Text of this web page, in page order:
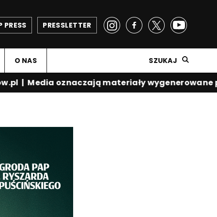
PRESSLETTER
PRESS
O NAS SZUKAJ
|Media oznaczają materiały wygenerowane